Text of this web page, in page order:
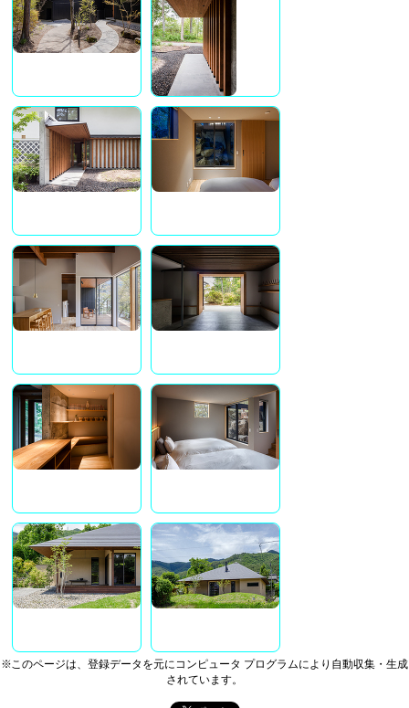
※このページは、登録データを元にコンピュータ プログラムにより自動収集・生成
されています。